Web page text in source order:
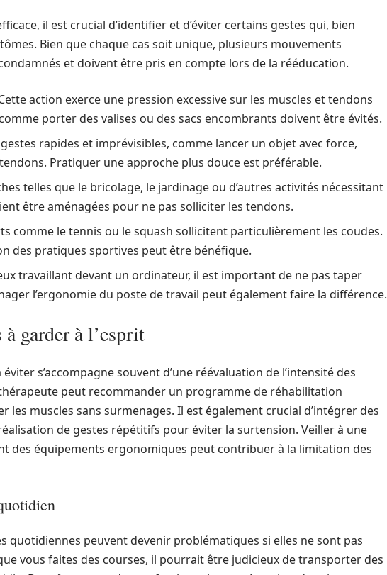
il est crucial d’identifier et d’éviter certains gestes qui, bien
Bien que chaque cas soit unique, plusieurs mouvements
et doivent être pris en compte lors de la rééducation.
action exerce une pression excessive sur les muscles et tendons
porter des valises ou des sacs encombrants doivent être évités.
gestes rapides et imprévisibles, comme lancer un objet avec force,
Pratiquer une approche plus douce est préférable.
telles que le bricolage, le jardinage ou d’autres activités nécessitant
être aménagées pour ne pas solliciter les tendons.
comme le tennis ou le squash sollicitent particulièrement les coudes.
des pratiques sportives peut être bénéfique.
travaillant devant un ordinateur, il est important de ne pas taper
l’ergonomie du poste de travail peut également faire la différence.
garder à l’esprit
s’accompagne souvent d’une réévaluation de l’intensité des
peut recommander un programme de réhabilitation
les muscles sans surmenages. Il est également crucial d’intégrer des
de gestes répétitifs pour éviter la surtension. Veiller à une
des équipements ergonomiques peut contribuer à la limitation des
quotidiennes peuvent devenir problématiques si elles ne sont pas
vous faites des courses, il pourrait être judicieux de transporter des